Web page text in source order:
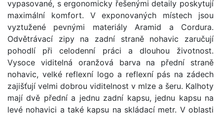
vypasované, s ergonomicky řešenými detaily poskytují
maximální komfort. V exponovaných místech jsou
vyztužené pevnými materiály Aramid a Cordura.
Odvětrávací zipy na zadní straně nohavic zaručují
pohodlí při celodenní práci a dlouhou životnost.
Vysoce viditelná oranžová barva na přední straně
nohavic, velké reflexní logo a reflexní pás na zádech
zajišťují velmi dobrou viditelnost v mlze a šeru. Kalhoty
mají dvě přední a jednu zadní kapsu, jednu kapsu na
levé nohavici a také kapsu na skládací metr. V oblasti